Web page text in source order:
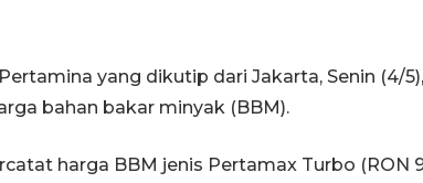
yang dikutip dari Jakarta, Senin (4/
bahan bakar minyak (BBM).
harga BBM jenis Pertamax Turbo (RON